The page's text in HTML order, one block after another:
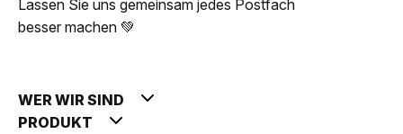
Lassen Sie uns gemeinsam jedes Postfach
besser machen 💚
WER WIR SIND
PRODUKT